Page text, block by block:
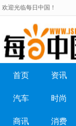
欢迎光临每日中国！
首页 资讯
汽车 时尚
商讯 消费